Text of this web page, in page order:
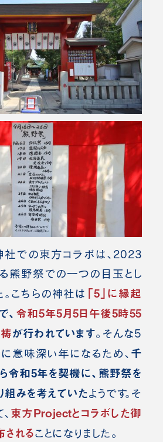
での東方コラボは、2023
熊野祭での一つの目玉とし
こちらの神社は 「5」に縁起
、 令和5年5月5日午後5時55
が行われています。 そんな5
意味深い年になるため、 千
令和5年を契機に、熊野祭を
みを考えていたようです。 そ
東方Projectとコラボした御
れることになりました 。